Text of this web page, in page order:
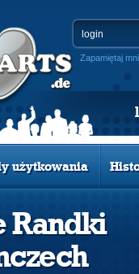
Zapamiętaj
użytkowania
Randki